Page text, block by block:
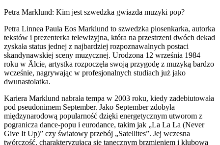
Petra Marklund: Kim jest szwedzka gwiazda muzyki pop?
Petra Linnea Paula Eos Marklund to szwedzka piosenkarka, autorka
tekstów i prezenterka telewizyjna, która na przestrzeni dwóch dekad
zyskała status jednej z najbardziej rozpoznawalnych postaci
skandynawskiej sceny muzycznej. Urodzona 12 września 1984
roku w Älcie, artystka rozpoczęła swoją przygodę z muzyką bardzo
wcześnie, nagrywając w profesjonalnych studiach już jako
dwunastolatka.
Kariera Marklund nabrała tempa w 2003 roku, kiedy zadebiutowała
pod pseudonimem September. Jako September zdobyła
międzynarodową popularność dzięki energetycznym utworom z
pogranicza dance-popu i eurodance, takim jak „La La La (Never
Give It Up)” czy światowy przebój „Satellites”. Jej wczesna
twórczość, charakteryzująca się tanecznym brzmieniem i klubową